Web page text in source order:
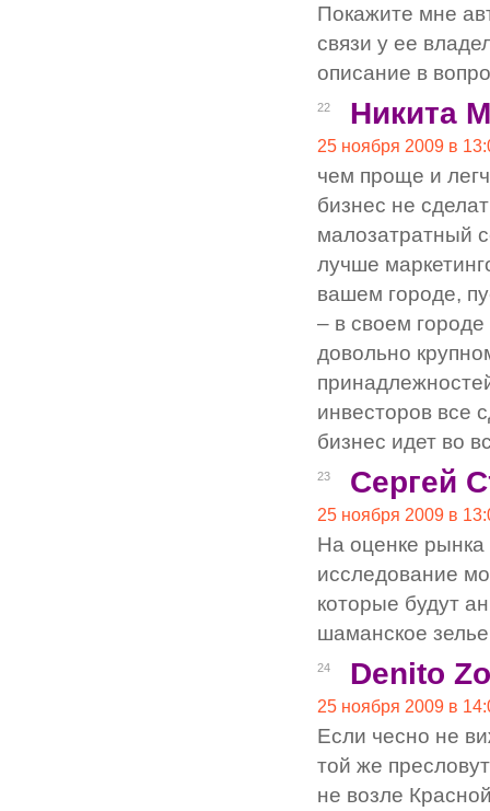
Покажите мне
связи у ее
описание в
22 Никита
25 ноября 2009 в
чем проще и
бизнес не
малозатратный
лучше
вашем городе,
– в своем
довольно
инвесторов все
бизнес идет во
23 Сергей
25 ноября 2009 в
На оценке рынка
исследование
которые будут
шаманское
24 Denito
25 ноября 2009 в
Если чесно не
той же
не возле